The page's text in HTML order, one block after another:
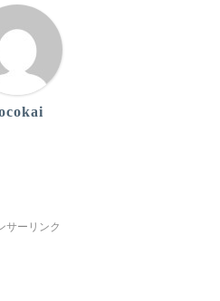
サーリンク